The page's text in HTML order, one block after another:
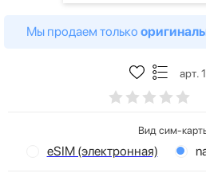
Мы продаем только
арт.
Вид сим-
eSIM (электронная)